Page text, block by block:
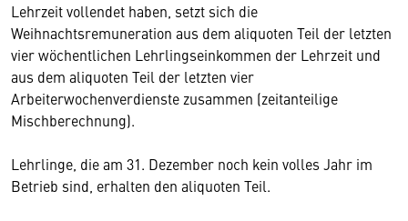
Lehrzeit vollendet haben, setzt sich die
Weihnachtsremuneration aus dem aliquoten Teil der letzten
vier wöchentlichen Lehrlingseinkommen der Lehrzeit und
aus dem aliquoten Teil der letzten vier
Arbeiterwochenverdienste zusammen (zeitanteilige
Mischberechnung).
Lehrlinge, die am 31. Dezember noch kein volles Jahr im
Betrieb sind, erhalten den aliquoten Teil.